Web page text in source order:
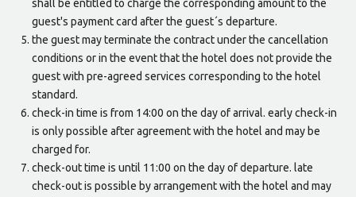
shall be entitled to charge the corresponding amount to the
guest's payment card after the guest´s departure.
the guest may terminate the contract under the cancellation
conditions or in the event that the hotel does not provide the
guest with pre-agreed services corresponding to the hotel
standard.
check-in time is from 14:00 on the day of arrival. early check-in
is only possible after agreement with the hotel and may be
charged for.
check-out time is until 11:00 on the day of departure. late
check-out is possible by arrangement with the hotel and may